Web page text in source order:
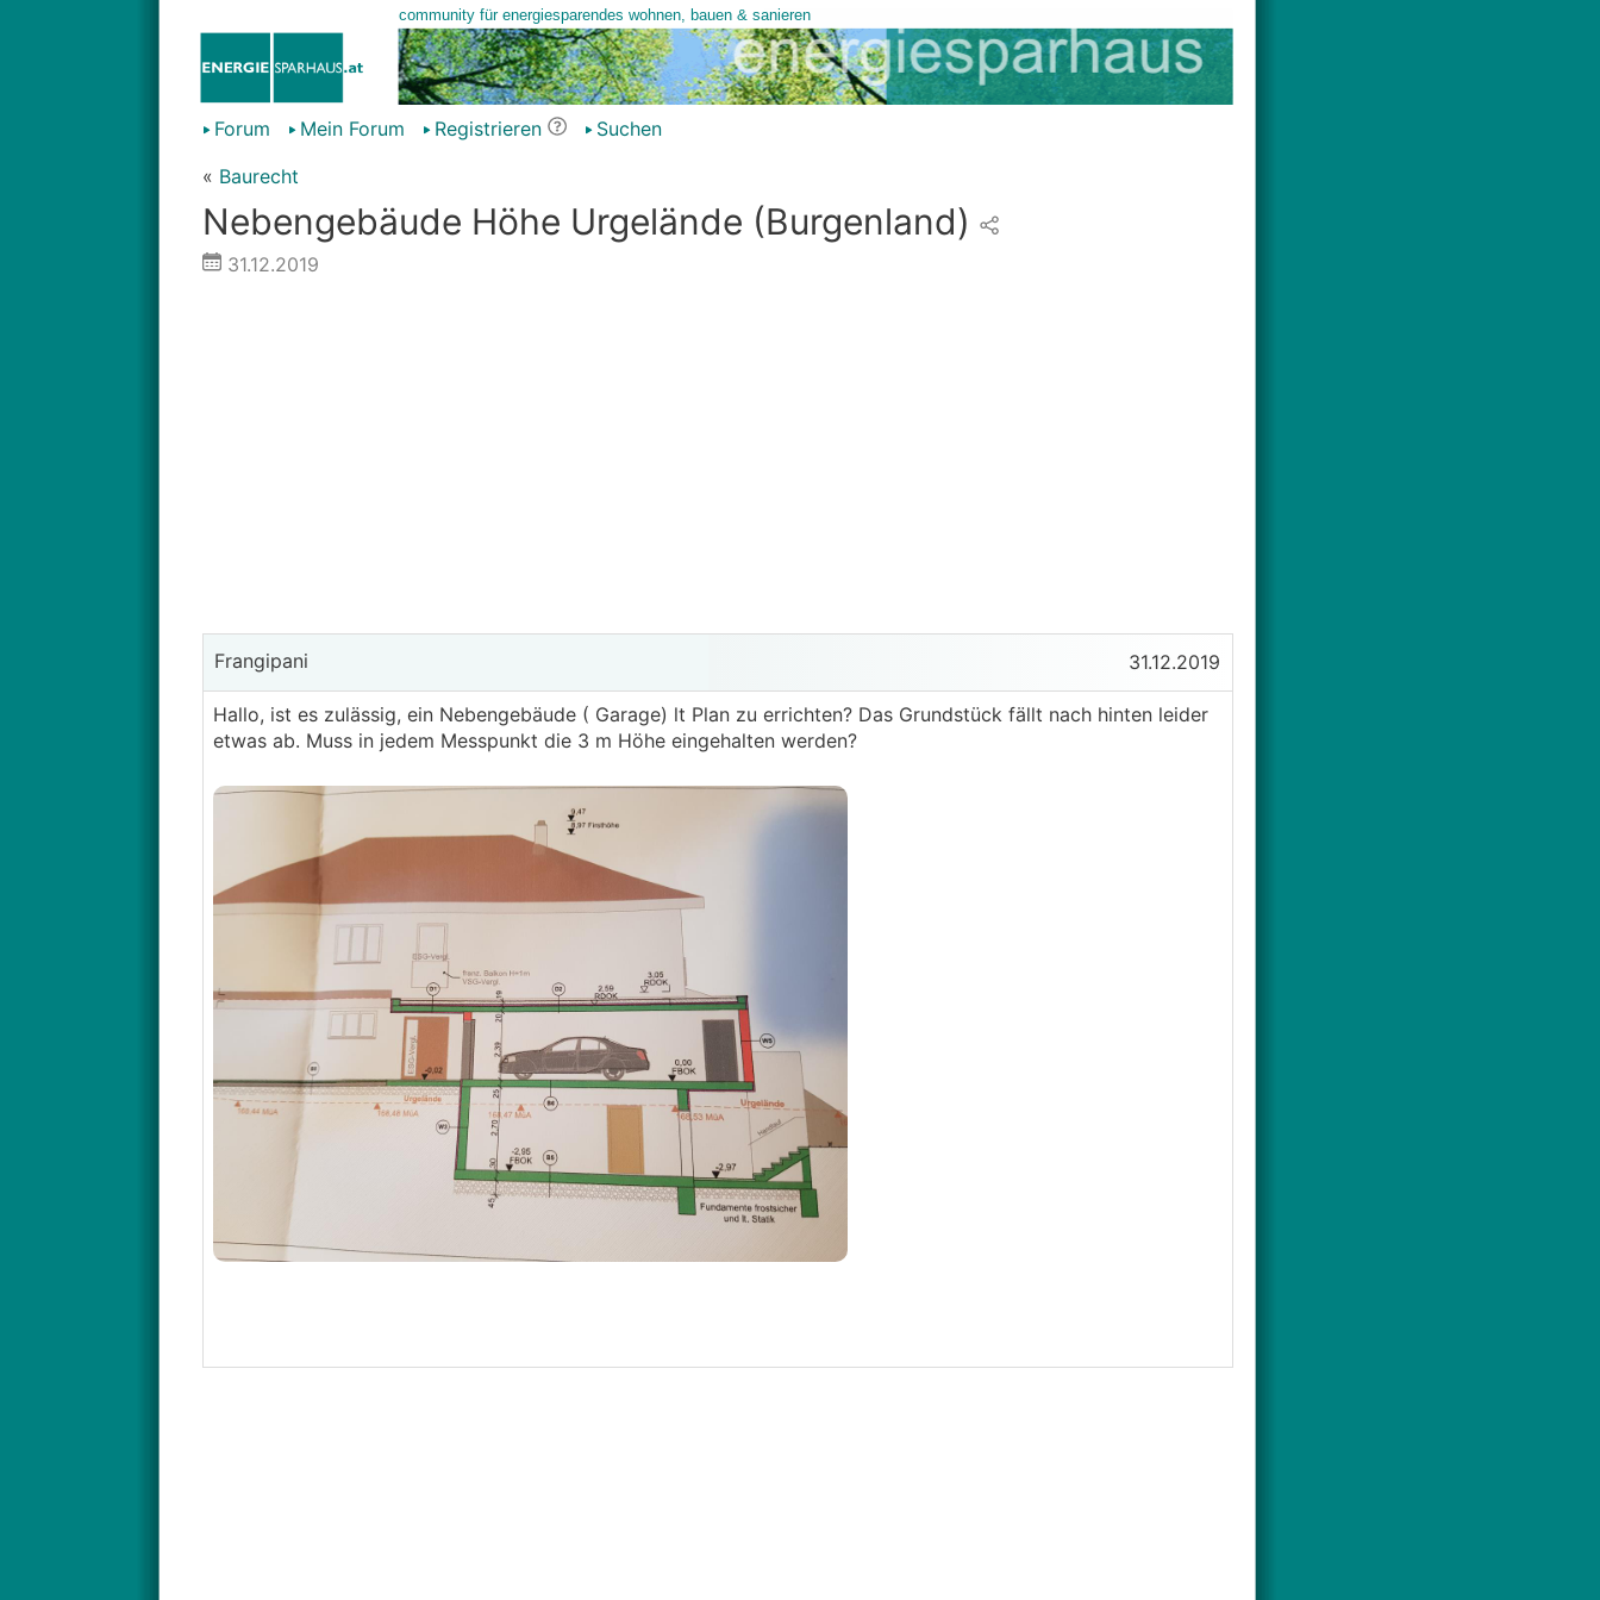
Forum Mein Forum Registrieren
Suchen
« Baurecht
Nebengebäude Höhe Urgelände (Burgenland)
31.12.2019
Frangipani 31.12.2019
Hallo, ist es zulässig, ein Nebengebäude ( Garage) lt Plan zu errichten? Das Grundstück fällt nach hinten leider
etwas ab. Muss in jedem Messpunkt die 3 m Höhe eingehalten werden?